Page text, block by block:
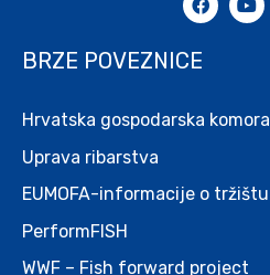
BRZE POVEZNICE
Hrvatska gospodarska komora
Uprava ribarstva
EUMOFA-informacije o tržištu
PerformFISH
WWF – Fish forward project